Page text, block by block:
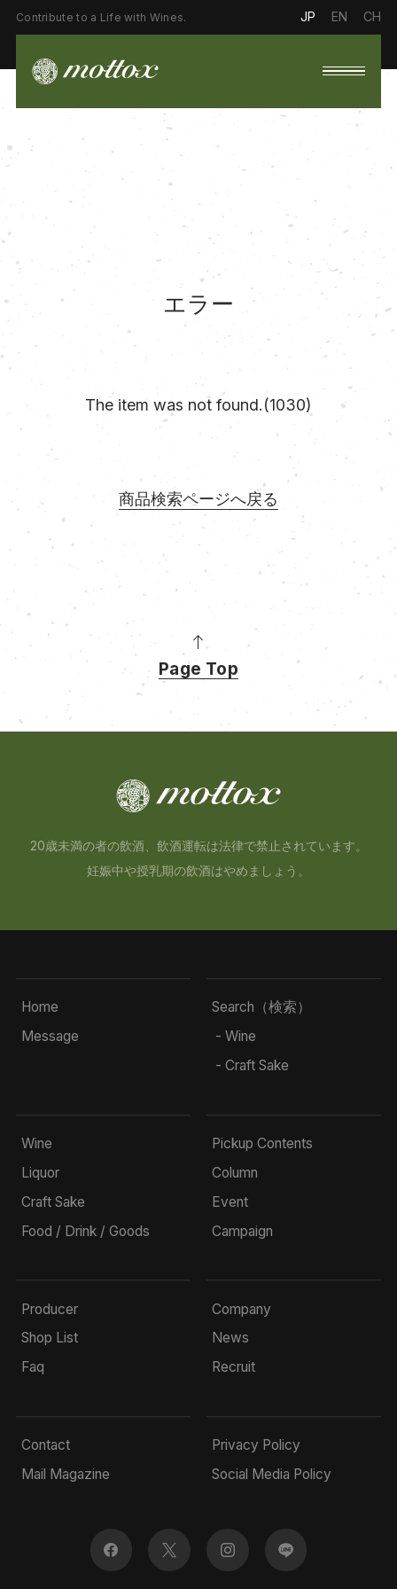
Contribute to a Life with Wines. JP EN CH
エラー
The item was not found.(1030)
商品検索ページへ戻る
Page Top
20歳未満の者の飲酒、飲酒運転は法律で禁止されています。
妊娠中や授乳期の飲酒はやめましょう。
Home
Message
Search（検索）
- Wine
- Craft Sake
Wine
Liquor
Craft Sake
Food / Drink / Goods
Pickup Contents
Column
Event
Campaign
Producer
Shop List
Faq
Company
News
Recruit
Contact
Mail Magazine
Privacy Policy
Social Media Policy